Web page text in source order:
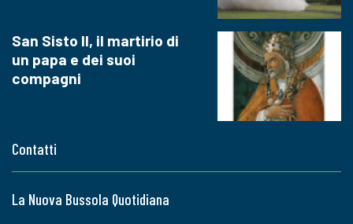
Contatti
La Nuova Bussola Quotidiana
San Sisto II, il martirio di
un papa e dei suoi
compagni